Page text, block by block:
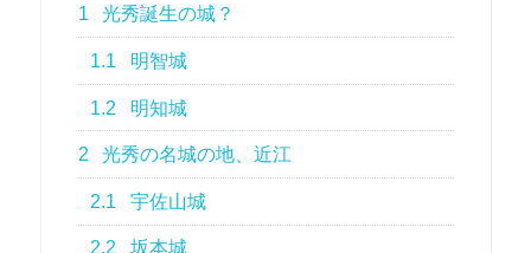
1 光秀誕生の城？
1.1 明智城
1.2 明知城
2 光秀の名城の地、近江
2.1 宇佐山城
2.2 坂本城